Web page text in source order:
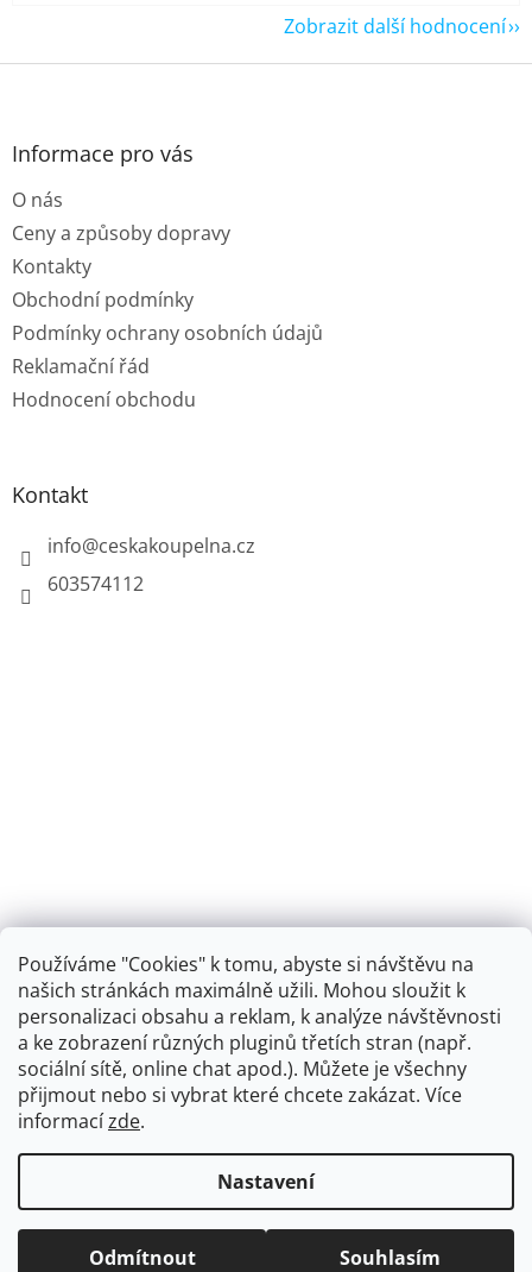
Používáme "Cookies" k tomu, abyste si návštěvu na
našich stránkách maximálně užili. Mohou sloužit k
personalizaci obsahu a reklam, k analýze návštěvnosti
a ke zobrazení různých pluginů třetích stran (např.
sociální sítě, online chat apod.). Můžete je všechny
přijmout nebo si vybrat které chcete zakázat. Více
informacízde.
Nastavení
Odmítnout Souhlasím
Zobrazit další hodnocení
Z
Informace pro vás
O nás
Ceny a způsoby dopravy
Kontakty
Obchodní podmínky
Podmínky ochrany osobních údajů
Reklamační řád
Hodnocení obchodu
Kontakt
info@ceskakoupelna.cz
603574112
Retro koupelna
Vytvořil Shoptet + plnenieshopu.cz
Copyright 2026Dřezová-baterie.cz. Všechna práva